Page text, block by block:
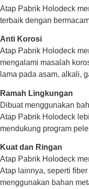
Atap Pabrik Holodeck
terbaik dengan
Anti Korosi
Atap Pabrik Holodeck
mengalami masalah
lama pada asam, alkali,
Ramah Lingkungan
Dibuat menggunakan
Atap Pabrik Holodeck
mendukung program
Kuat dan Ringan
Atap Pabrik Holodeck
Atap lainnya, seperti
menggunakan bahan